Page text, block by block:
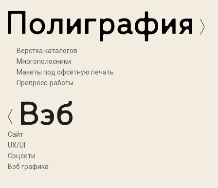
Верстка каталогов
Многополосники
Макеты под офсетную печать
Препресс-работы
Cайт
UX/UI
Соцсети
Вэб графика